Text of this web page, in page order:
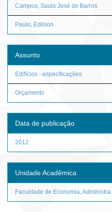
Campos, Saulo José de Barros
Paulo, Edilson
Assunto
Edifícios - especificações
Orçamento
Data de publicação
2012
Unidade Acadêmica
Faculdade de Economia, Administra...